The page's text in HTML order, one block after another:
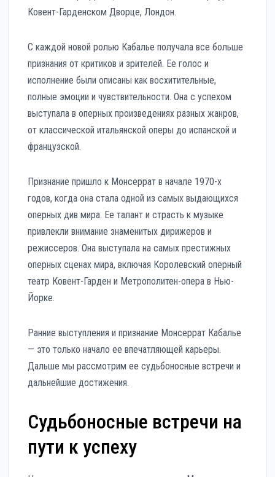
Ковент-Гарденском Дворце, Лондон.
С каждой новой ролью Кабалье получала все больше
признания от критиков и зрителей. Ее голос и
исполнение были описаны как восхитительные,
полные эмоции и чувствительности. Она с успехом
выступала в оперных произведениях разных жанров,
от классической итальянской оперы до испанской и
французской.
Признание пришло к Монсеррат в начале 1970-х
годов, когда она стала одной из самых выдающихся
оперных див мира. Ее талант и страсть к музыке
привлекли внимание знаменитых дирижеров и
режиссеров. Она выступала на самых престижных
оперных сценах мира, включая Королевский оперный
театр Ковент-Гарден и Метрополитен-опера в Нью-
Йорке.
Ранние выступления и признание Монсеррат Кабалье
— это только начало ее впечатляющей карьеры.
Дальше мы рассмотрим ее судьбоносные встречи и
дальнейшие достижения.
Судьбоносные встречи на
пути к успеху